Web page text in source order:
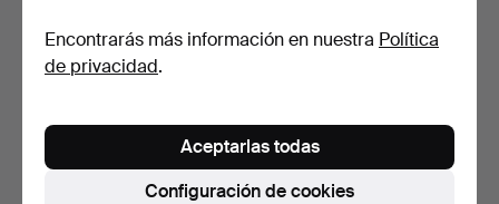
Suscribir búsqueda
También puedes buscar ennuestro archivo de
subastas concluidas.
Encontrarás más información en nuestra Política
de privacidad.
Configuración de cookies
Aceptarlas todas